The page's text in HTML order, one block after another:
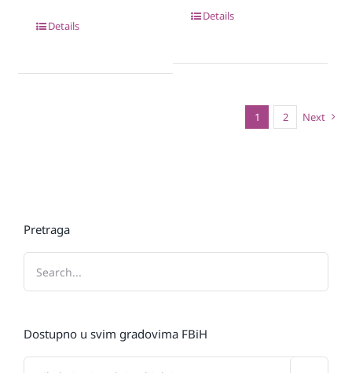
Details
Details
1 2 Next
Pretraga
Dostupno u svim gradovima FBiH